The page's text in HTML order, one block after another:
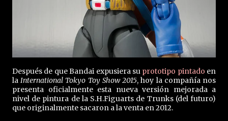
Después de que Bandai expusiera su prototipo pintado en
laInternational Tokyo Toy Show 2015, hoy la compañía nos
presenta oficialmente esta nueva versión mejorada a
nivel de pintura de la S.H.Figuarts de Trunks (del futuro)
que originalmente sacaron a la venta en 2012.